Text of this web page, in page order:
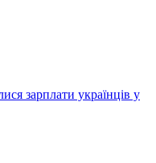
зарплати українців у